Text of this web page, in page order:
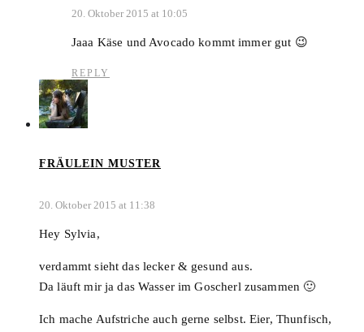
20. Oktober 2015 at 10:05
Jaaa Käse und Avocado kommt immer gut 😉
REPLY
FRÄULEIN MUSTER
20. Oktober 2015 at 11:38
Hey Sylvia,
verdammt sieht das lecker & gesund aus.
Da läuft mir ja das Wasser im Goscherl zusammen 🙂
Ich mache Aufstriche auch gerne selbst. Eier, Thunfisch,